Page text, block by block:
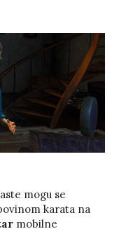
mogu se
karata na
mobilne